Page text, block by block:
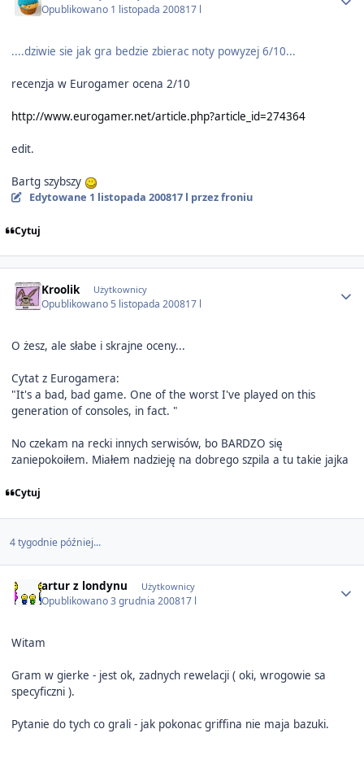
Opublikowano 1 listopada 200817 l
....dziwie sie jak gra bedzie zbierac noty powyzej 6/10...
recenzja w Eurogamer ocena 2/10
http://www.eurogamer.net/article.php?article_id=274364
edit.
Bartg szybszy
Edytowane 1 listopada 200817 l przez froniu
Cytuj
Kroolik Użytkownicy
Opublikowano 5 listopada 200817 l
O żesz, ale słabe i skrajne oceny...
Cytat z Eurogamera:
"It's a bad, bad game. One of the worst I've played on this
generation of consoles, in fact. "
No czekam na recki innych serwisów, bo BARDZO się
zaniepokoiłem. Miałem nadzieję na dobrego szpila a tu takie jajka
Cytuj
4 tygodnie później...
artur z londynu Użytkownicy
Opublikowano3 grudnia 200817 l
Witam
Gram w gierke - jest ok, zadnych rewelacji ( oki, wrogowie sa
specyficzni ).
Pytanie do tych co grali - jak pokonac griffina nie maja bazuki.